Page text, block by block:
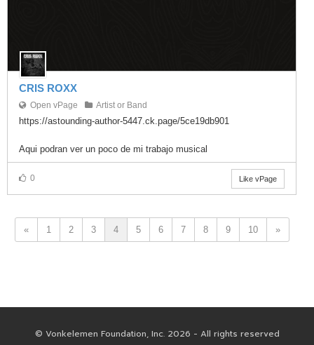
CRIS ROXX
Open vPage Artist or Band
https://astounding-author-5447.ck.page/5ce19db901
Aqui podran ver un poco de mi trabajo musical
0 Like vPage
« 1 2 3 4 5 6 7 8 9 10 »
© Vonkelemen Foundation, Inc. 2026 - All rights reserved